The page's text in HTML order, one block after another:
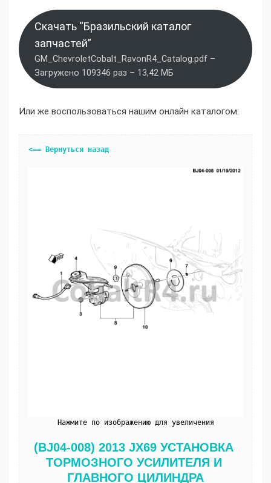
Скачать “Бразильский каталог
запчастей”
GM_ChevroletCobalt_RavonR4_Catalog.pdf –
Загружено 109346 раз – 13,42 МБ
Или же воспользоваться нашим онлайн каталогом:
<== Вернуться назад
Нажмите по изображению для увеличения
(BJ04-008) 2013 JX69 УСТАНОВКА
ТОРМОЗНОГО УСИЛИТЕЛЯ И
ГЛАВНОГО ЦИЛИНДРА